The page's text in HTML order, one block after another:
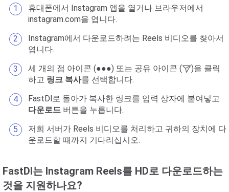
휴대폰에서 Instagram 앱을 열거나 브라우저에서
instagram.com을 엽니다.
Instagram에서 다운로드하려는 Reels 비디오를 찾아서
엽니다.
세 개의 점 아이콘 (●●●) 또는 공유 아이콘 (
)을 클릭
하고 링크 복사를 선택합니다.
FastDl로 돌아가 복사한 링크를 입력 상자에 붙여넣고
다운로드 버튼을 누릅니다.
저희 서버가 Reels 비디오를 처리하고 귀하의 장치에 다
운로드할 때까지 기다리십시오.
FastDl는 Instagram Reels를 HD로 다운로드하는
것을 지원하나요?